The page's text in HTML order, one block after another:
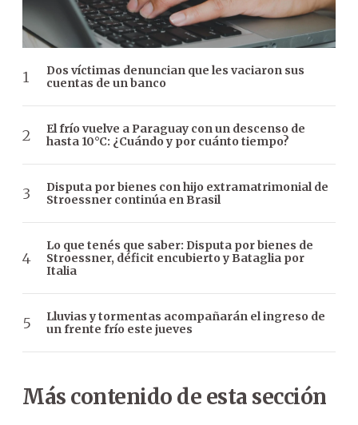
Dos víctimas denuncian que les vaciaron sus
cuentas de un banco
El frío vuelve a Paraguay con un descenso de
hasta 10°C: ¿Cuándo y por cuánto tiempo?
Disputa por bienes con hijo extramatrimonial de
Stroessner continúa en Brasil
Lo que tenés que saber: Disputa por bienes de
Stroessner, déficit encubierto y Bataglia por
Italia
Lluvias y tormentas acompañarán el ingreso de
un frente frío este jueves
Más contenido de esta sección